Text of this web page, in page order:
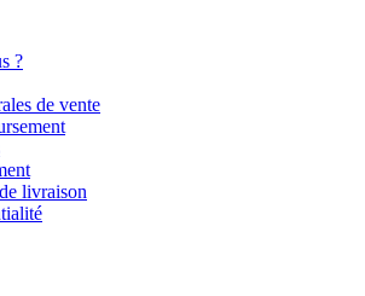
?
de vente
livraison